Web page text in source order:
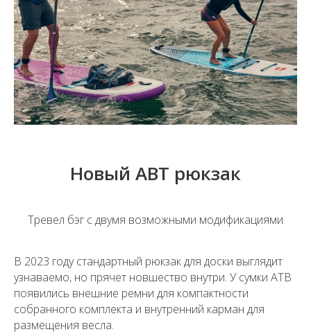
Новый ABT рюкзак
Тревел бэг с двумя возможными модификациями
В 2023 году стандартный рюкзак для доски выглядит
узнаваемо, но прячет новшество внутри. У сумки ATB
появились внешние ремни для компактности
собранного комплекта и внутренний карман для
размещения весла.